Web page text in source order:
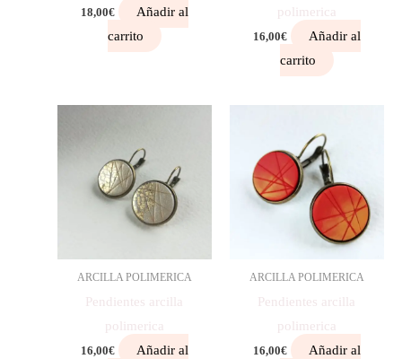
18,00€
Añadir al
carrito
polimerica
16,00€
Añadir al
carrito
ARCILLA POLIMERICA
Pendientes arcilla
polimerica
16,00€
Añadir al
ARCILLA POLIMERICA
Pendientes arcilla
polimerica
16,00€
Añadir al